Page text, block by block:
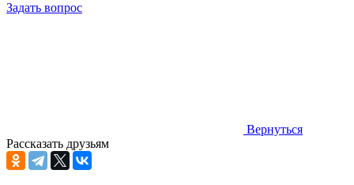
Задать вопрос
Вернуться
Рассказать друзьям